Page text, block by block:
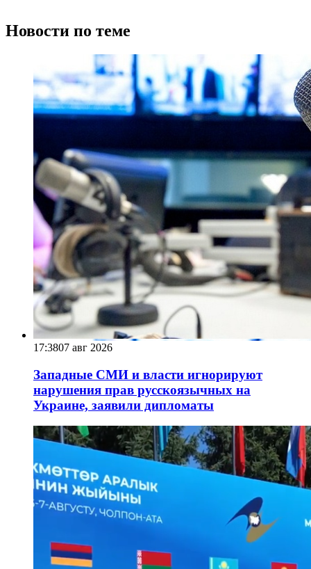
Новости по теме
17:3807 авг 2026
Западные СМИ и власти игнорируют
нарушения прав русскоязычных на
Украине, заявили дипломаты